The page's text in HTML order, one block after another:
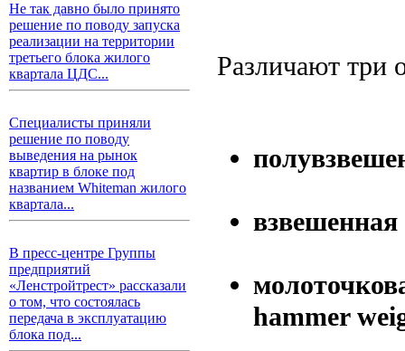
Не так давно было принято
решение по поводу запуска
реализации на территории
третьего блока жилого
квартала ЦДС...
Специалисты приняли
решение по поводу
выведения на рынок
квартир в блоке под
названием Whiteman жилого
квартала...
В пресс-центре Группы
предприятий
«Ленстройтрест» рассказали
о том, что состоялась
передача в эксплуатацию
блока под...
Различают три
hammer